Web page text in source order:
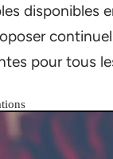
disponibles
pour tous